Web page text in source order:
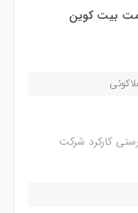
بیت کوین
کارکرد شرکت